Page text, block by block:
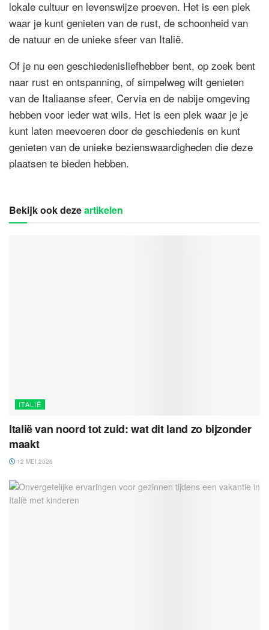
lokale cultuur en levenswijze proeven. Het is een plek
waar je kunt genieten van de rust, de schoonheid van
de natuur en de unieke sfeer van Italië.
Of je nu een geschiedenisliefhebber bent, op zoek bent
naar rust en ontspanning, of simpelweg wilt genieten
van de Italiaanse sfeer, Cervia en de nabije omgeving
hebben voor ieder wat wils. Het is een plek waar je je
kunt laten meevoeren door de geschiedenis en kunt
genieten van de unieke bezienswaardigheden die deze
plaatsen te bieden hebben.
Bekijk ook dezeartikelen
ITALIË
Italië van noord tot zuid: wat dit land zo bijzonder
maakt
12 MEI 2026